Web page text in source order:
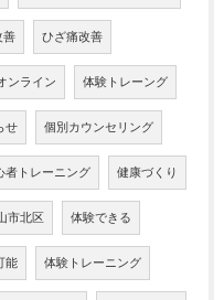
善 ひざ痛改善
ンライン 体験トレーング
せ 個別カウンセリング
者トレーニング 健康づくり
市北区 体験できる
能 体験トレーニング